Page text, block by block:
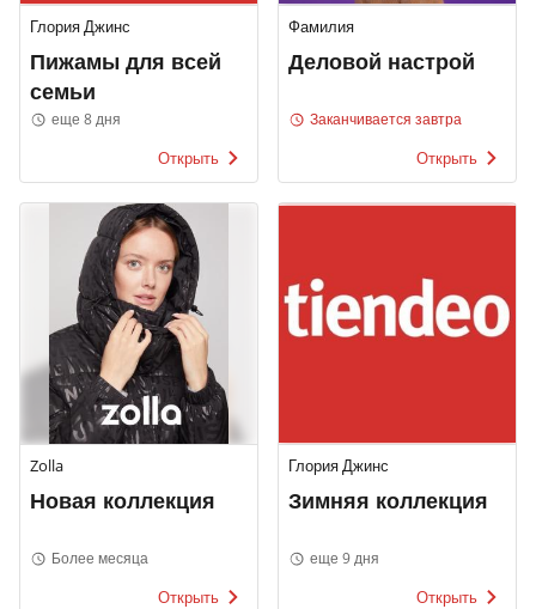
Глория Джинс
Пижамы для всей
семьи
еще 8 дня
Открыть
Фамилия
Деловой настрой
Заканчивается завтра
Открыть
Zolla
Новая коллекция
Более месяца
Открыть
Глория Джинс
Зимняя коллекция
еще 9 дня
Открыть